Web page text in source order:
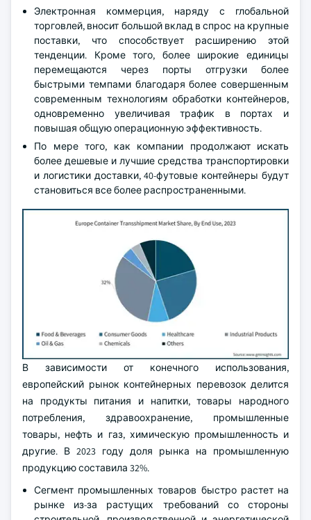
Электронная коммерция, наряду с глобальной
торговлей, вносит большой вклад в спрос на крупные
поставки, что способствует расширению этой
тенденции. Кроме того, более широкие единицы
перемещаются через порты отгрузки более
быстрыми темпами благодаря более совершенным
современным технологиям обработки контейнеров,
одновременно увеличивая трафик в портах и
повышая общую операционную эффективность.
По мере того, как компании продолжают искать
более дешевые и лучшие средства транспортировки
и логистики доставки, 40-футовые контейнеры будут
становиться все более распространенными.
В зависимости от конечного использования,
европейский рынок контейнерных перевозок делится
на продукты питания и напитки, товары народного
потребления, здравоохранение, промышленные
товары, нефть и газ, химическую промышленность и
другие. В 2023 году доля рынка на промышленную
продукцию составила 32%.
Сегмент промышленных товаров быстро растет на
рынке из-за растущих требований со стороны